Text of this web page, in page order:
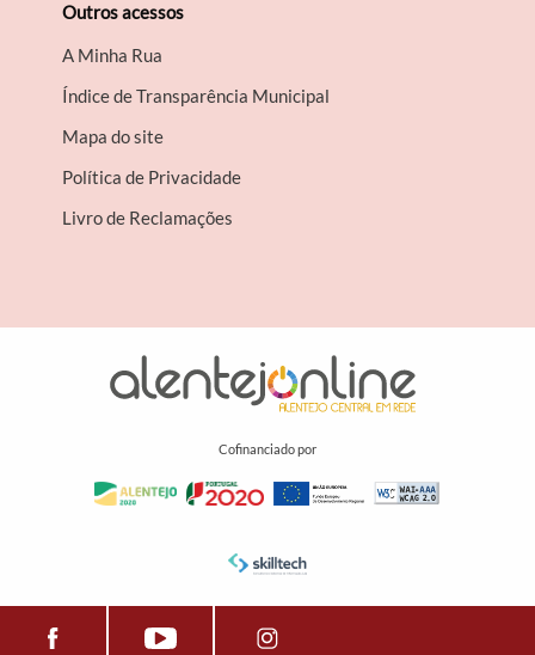
Outros acessos
A Minha Rua
Índice de Transparência Municipal
Mapa do site
Política de Privacidade
Livro de Reclamações
Cofinanciado por